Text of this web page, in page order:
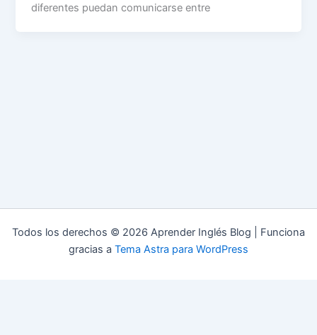
diferentes puedan comunicarse entre
Todos los derechos © 2026 Aprender Inglés Blog | Funciona
gracias a Tema Astra para WordPress